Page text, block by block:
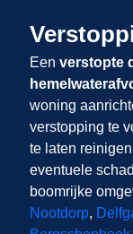
Een verstopte
woning
verstopping te
te laten
eventuele
boomrijke
Nootdorp,